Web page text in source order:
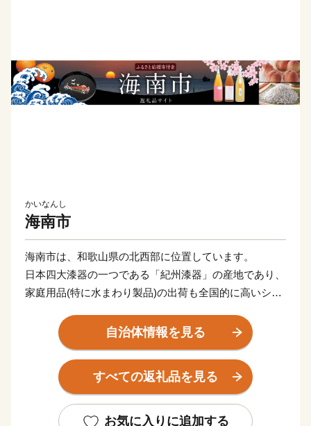
かいなんし
海南市
海南市は、和歌山県の北西部に位置しています。
日本四大漆器の一つである「紀州漆器」の産地であり、
家庭用品(特に水まわり製品)の出荷も全国的に高いシェ
また、世界遺産「熊野」へと続く古からの参詣道が南北
に縦断し、琴ノ浦温山荘や長保寺をはじめとする国指定
文化財を有しています。
さらに、菓子の起源とされる柑橘類の橘の木が日本で最
います。
自治体情報を見る
すべての返礼品を見る
お気に入りに追加する